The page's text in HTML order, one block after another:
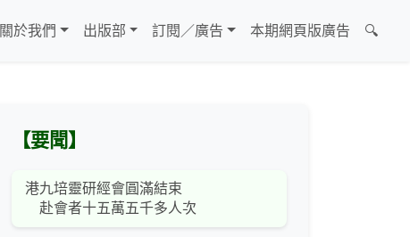
關於我們 出版部 訂閱／廣告 本期網頁版廣告 🔍
【要聞】
港九培靈研經會圓滿結束
赴會者十五萬五千多人次